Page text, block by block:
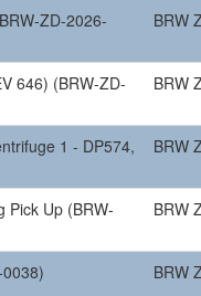
ZD-2026-
BRW
646) (BRW-ZD-
BRW
1 - DP574,
BRW
Pick Up (BRW-
BRW
BRW